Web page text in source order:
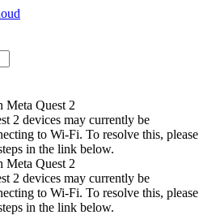
Meta Quest 2
2 devices may currently be
to Wi-Fi. To resolve this, please
in the link below.
Meta Quest 2
2 devices may currently be
to Wi-Fi. To resolve this, please
in the link below.